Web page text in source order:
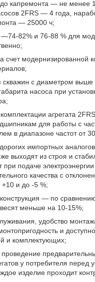
капремонта — не менее
2FRS — 4 года,
— 25000 ч;
82% и 76-88 % для
счет модернизированной
скважин с диаметром выше
насоса при
агрегата 2FRS
для работы с
в диапазоне частот от
импортных аналогов,
выходят из строя и
подаче электроэнергии
качества с
и до -5 %;
— по
меньше на 10-15%;
удобство
и
и комплектующих;
проведение
у потребителя перед
изделие проходит